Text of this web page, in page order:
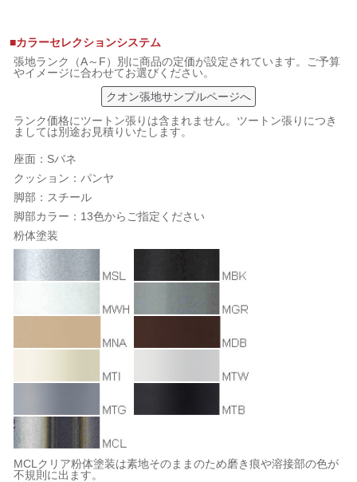
■カラーセレクションシステム
張地ランク（A～F）別に商品の定価が設定されています。ご予算
やイメージに合わせてお選びください。
クオン張地サンプルページへ
ランク価格にツートン張りは含まれません。ツートン張りにつき
ましては別途お見積りいたします。
座面：Sバネ
クッション：パンヤ
脚部：スチール
脚部カラー：13色からご指定ください
粉体塗装
MCLクリア粉体塗装は素地そのままのため磨き痕や溶接部の色が
不規則に出ます。